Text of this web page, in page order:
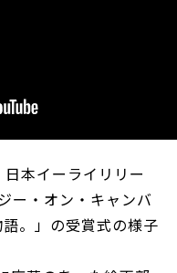
本イーライリリー
ー・オン・キャンバ
。」の受賞式の様子